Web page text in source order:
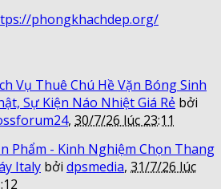
phongkhachdep.org/
Vụ Thuê Chú Hề Vặn Bóng Sinh
Sự Kiện Náo Nhiệt Giá Rẻ bởi
, 30/7/26 lúc 23:11
Phẩm - Kinh Nghiệm Chọn Thang
Italy bởi dpsmedia, 31/7/26 lúc